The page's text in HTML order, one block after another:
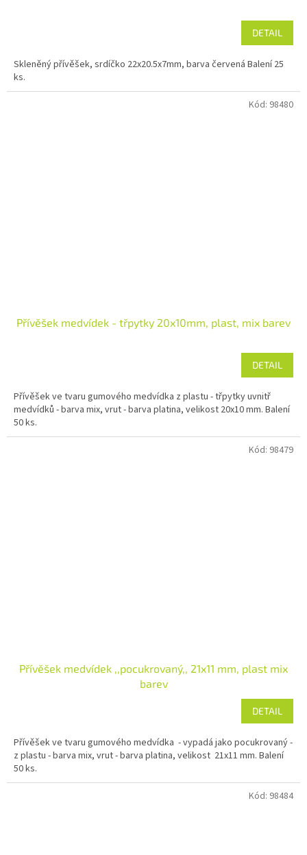
DETAIL
Skleněný přívěšek, srdíčko 22x20.5x7mm, barva červená Balení 25
ks.
Přívěšek medvídek - třpytky 20x10mm, plast, mix barev
DETAIL
Přívěšek ve tvaru gumového medvídka z plastu - třpytky uvnitř
medvídků - barva mix, vrut - barva platina, velikost 20x10 mm. Balení
50 ks.
Kód: 98480
Přívěšek medvídek ,,pocukrovaný,, 21x11 mm, plast mix
barev
DETAIL
Přívěšek ve tvaru gumového medvídka - vypadá jako pocukrovaný -
z plastu - barva mix, vrut - barva platina, velikost 21x11 mm. Balení
50 ks.
Kód: 98479
Kód: 98484